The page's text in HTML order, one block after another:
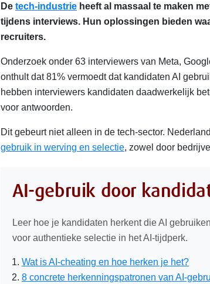
De tech-industrie heeft al massaal te maken
tijdens interviews. Hun oplossingen bieden
recruiters.
Onderzoek onder 63 interviewers van Meta,
onthult dat 81% vermoedt dat kandidaten AI
hebben interviewers kandidaten daadwerkelijk
voor antwoorden.
Dit gebeurt niet alleen in de tech-sector.
gebruik in werving en selectie, zowel door
AI-gebruik door
Leer hoe je kandidaten herkent die AI
voor authentieke selectie in het AI-tijdperk.
Wat is AI-cheating en hoe herken je het?
8 concrete herkenningspatronen van AI-